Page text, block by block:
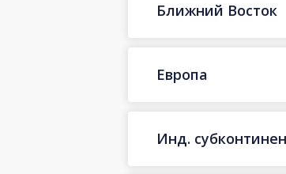
Ближний Восток
Европа
Инд.